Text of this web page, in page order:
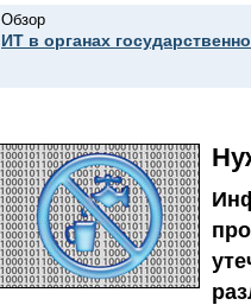
Обзор
ИТ в органах